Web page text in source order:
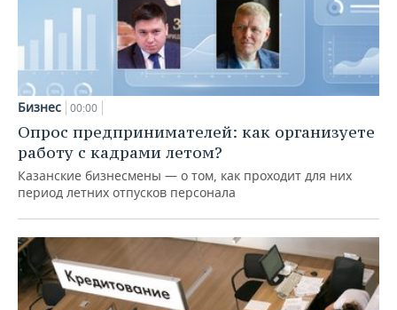
Бизнес 00:00
Опрос предпринимателей: как организуете
работу с кадрами летом?
Казанские бизнесмены — о том, как проходит для них
период летних отпусков персонала